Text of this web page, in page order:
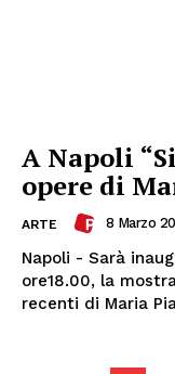
A Napoli
opere di
ARTE 8 Marzo
Napoli - Sarà
ore18.00, la
recenti di Maria